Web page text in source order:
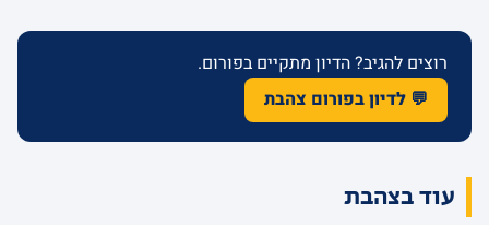
רוצים להגיב? הדיון מתקיים בפורום.
💬 לדיון בפורום צהבת
עוד בצהבת